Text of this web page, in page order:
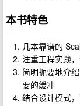
本书特色
几本靠谱的
注重工程实践
简明扼要地介
要的缓冲
结合设计模式